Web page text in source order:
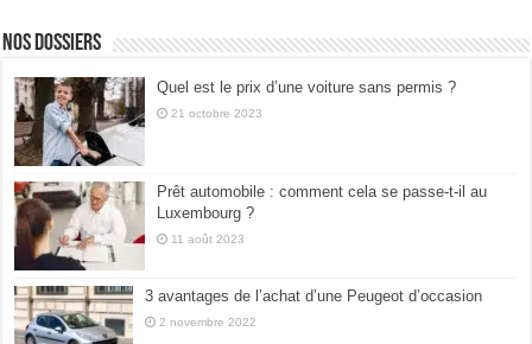
Nos dossiers
Quel est le prix d’une voiture sans permis ?
21 octobre 2023
Prêt automobile : comment cela se passe-t-il au
Luxembourg ?
11 août 2023
3 avantages de l’achat d’une Peugeot d’occasion
2 novembre 2022